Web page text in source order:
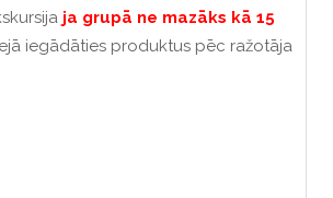
ja grupā ne mazāks kā 15
iegādāties produktus pēc ražotāja